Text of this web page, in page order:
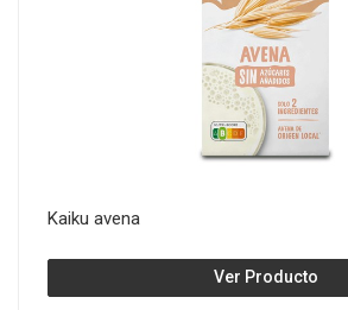
Kaiku avena
Ver Producto